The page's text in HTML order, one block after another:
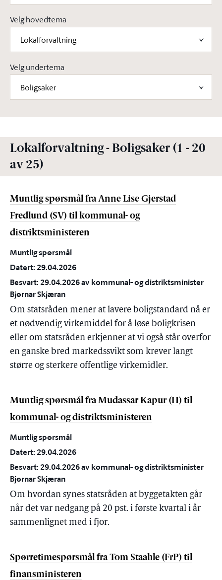
Velg hovedtema
Lokalforvaltning
Velg undertema
Boligsaker
Lokalforvaltning - Boligsaker (1 - 20
av 25)
Muntlig spørsmål fra Anne Lise Gjerstad
Fredlund (SV) til kommunal- og
distriktsministeren
Muntlig spørsmål
Datert: 29.04.2026
Besvart: 29.04.2026 av kommunal- og distriktsminister
Bjørnar Skjæran
Om statsråden mener at lavere boligstandard nå er
et nødvendig virkemiddel for å løse boligkrisen
eller om statsråden erkjenner at vi også står overfor
en ganske bred markedssvikt som krever langt
større og sterkere offentlige virkemidler.
Muntlig spørsmål fra Mudassar Kapur (H) til
kommunal- og distriktsministeren
Muntlig spørsmål
Datert: 29.04.2026
Besvart: 29.04.2026 av kommunal- og distriktsminister
Bjørnar Skjæran
Om hvordan synes statsråden at byggetakten går
når det var nedgang på 20 pst. i første kvartal i år
sammenlignet med i fjor.
Spørretimespørsmål fra Tom Staahle (FrP) til
finansministeren